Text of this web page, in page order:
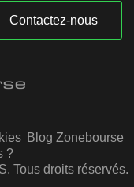
Contactez-nous
Blog Zonebourse
?
Tous droits réservés.